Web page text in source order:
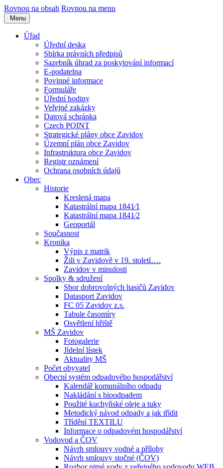
Rovnou na obsah Rovnou na menu
Menu
Úřad
Úřední deska
Sbírka právních předpisů
Sazebník úhrad za poskytování informací
E-podatelna
Povinné informace
Formuláře
Úřední hodiny
Veřejné zakázky
Datová schránka
Czech POINT
Strategické plány obce Zavidov
Územní plán obce Zavidov
Infrastruktura obce Zavidov
Registr oznámení
Ochrana osobních údajů
Obec
Historie
Kreslená mapa
Katastrální mapa 1841⁄1
Katastrální mapa 1841⁄2
Geoportál
Současnost
Kronika
Výpis z matrik
Žili v Zavidově v 19. století….
Zavidov v minulosti
Spolky & sdružení
Sbor dobrovolných hasičů Zavidov
Datasport Zavidov
FC 05 Zavidov z.s.
Tabule časomíry
Osvětlení hřiště
MŠ Zavidov
Fotogalerie
Jídelní lístek
Aktuality MŠ
Počet obyvatel
Obecní systém odpadového hospodářství
Kalendář komunálního odpadu
Nakládání s bioodpadem
Použité kuchyňské oleje a tuky
Metodický návod odpady a jak třídit
Třídění TEXTILU
Informace o odpadovém hospodářství
Vodovod a ČOV
Návrh smlouvy vodné a přílohy
Návrh smlouvy stočné (ČOV)